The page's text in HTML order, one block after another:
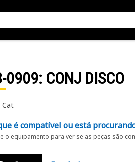
0909: CONJ DISCO
Cat
é compatível ou está
o equipamento para ver se as peças são